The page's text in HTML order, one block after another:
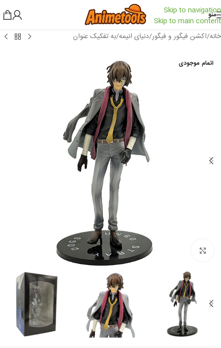
Skip to navigation
Skip to main content
منو
خانه/اکشن فیگور و فیگور/دنیای انیمه/به تفکیک عنوان
اتمام موجودی
بزرگنمایی تصویر